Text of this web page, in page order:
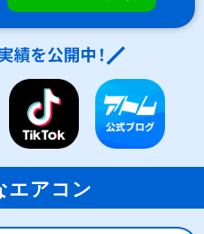
エアコン